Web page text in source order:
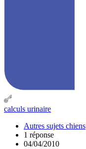
calculs urinaire
Autres sujets chiens
1 réponse
04/04/2010